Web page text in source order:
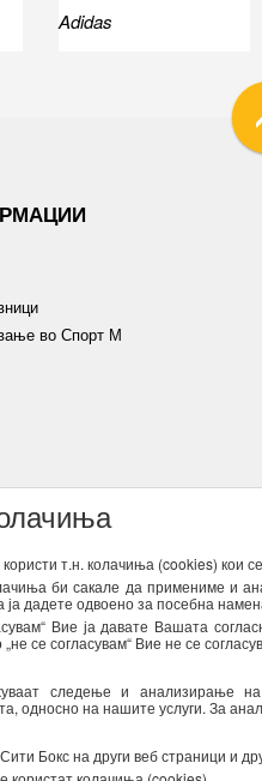
т.н. колачиња (cookies) кои
би сакале да примениме и
ја дадете одвоено за посебна
Вие ја давате Вашата
се согласувам“ Вие не се
следење и анализирање
односно на нашите услуги. За
Бокс на други веб страници и
Adidas
во Спорт М
НАЈАВИ СЕ
од оваа форма за директен
достапнитука